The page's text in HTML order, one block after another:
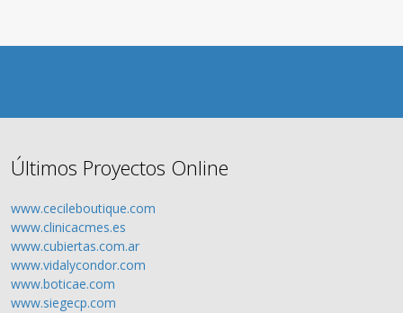
Últimos Proyectos Online
www.cecileboutique.com
www.clinicacmes.es
www.cubiertas.com.ar
www.vidalycondor.com
www.boticae.com
www.siegecp.com